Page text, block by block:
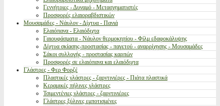
Γεννήτριες - Δυναμό - Μετασχηματιστές
Προσφορές ελαιοραβδιστικών
Μουσαμάδες - Νάυλον - Δίχτυα - Πανιά
Ελαιόπανα - Ελαιόδιχτα
Γαιουφάσματα - Νάυλον θερμοκηπίου - Φίλμ εδαφοκάλυψης
Δίχτυα σκίασης-προστασίας - παγετού - αναρρίχησης - Μουσαμάδες
Σάκοι συλλογής - προστασίας καρπών
Προσφορές σε ελαιόπανα και ελαιόδιχτα
Γλάστρες - Φερ Φορζέ
Πλαστικές γλάστρες - ζαρντινιέρες - Πιάτα πλαστικά
Κεραμικές πήλινες γλάστρες
Τσιμεντένιες γλάστρες - ζαρντινιέρες
Γλάστρες ξύλινες εμποτισμένες